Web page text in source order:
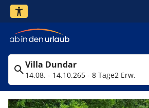
Villa Dundar
14.08. - 14.10.265 - 8 Tage2 Erw.